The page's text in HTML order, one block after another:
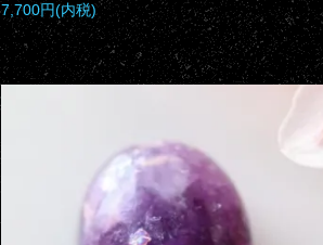
7,700円(内税)